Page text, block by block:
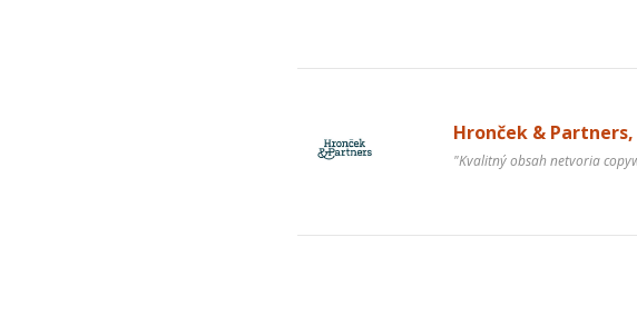
Hronček & Partners,
"Kvalitný obsah netvoria